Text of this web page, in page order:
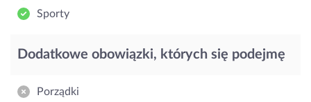
Sporty
Dodatkowe obowiązki, których się podejmę
Porządki